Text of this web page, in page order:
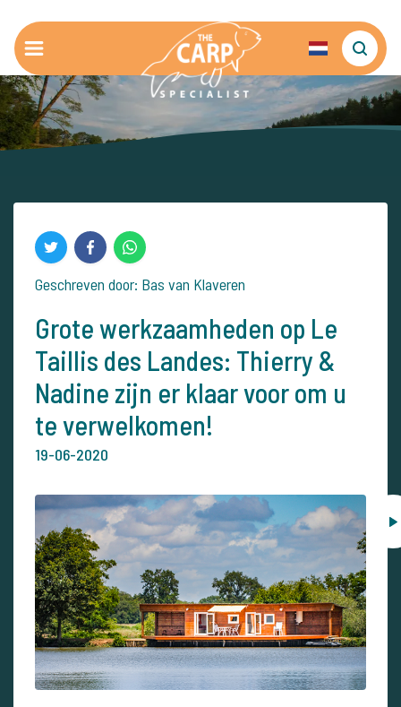
Geschreven door: Bas van Klaveren
Grote werkzaamheden op Le
Taillis des Landes: Thierry &
Nadine zijn er klaar voor om u
te verwelkomen!
19-06-2020